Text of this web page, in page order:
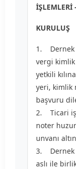
İŞLEMLERİ
KURULUŞ
1. Dernek
vergi
yetkili
yeri, kimlik
başvuru
2. Ticari
noter
unvanı
3. Dernek
aslı ile